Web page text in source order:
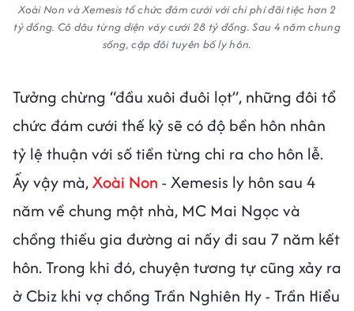
Xoài Non và Xemesis tổ chức đám cưới với chi phí đãi tiệc hơn 2
tỷ đồng. Cô dâu từng diện váy cưới 28 tỷ đồng. Sau 4 năm chung
sống, cặp đôi tuyên bố ly hôn.
Tưởng chừng “đầu xuôi đuôi lọt”, những đôi tổ
chức đám cưới thế kỷ sẽ có độ bền hôn nhân
tỷ lệ thuận với số tiền từng chi ra cho hôn lễ.
Ấy vậy mà,Xoài Non - Xemesis ly hôn sau 4
năm về chung một nhà, MC Mai Ngọc và
chồng thiếu gia đường ai nấy đi sau 7 năm kết
hôn. Trong khi đó, chuyện tương tự cũng xảy ra
ở Cbiz khi vợ chồng Trần Nghiên Hy - Trần Hiểu